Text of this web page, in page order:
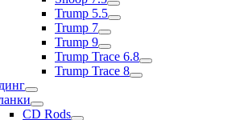
Trump 5.5
Trump 7
Trump 9
Trump Trace 6.8
Trump Trace 8
CD Rods